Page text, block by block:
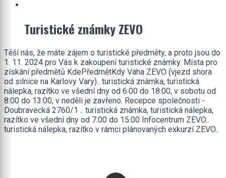
Turistické známky ZEVO
Těší nás, že máte zájem o turistické předměty, a proto jsou do
1. 11. 2024 pro Vás k zakoupení turistické známky. Místa pro
získání předmětů KdePředmětKdy Váha ZEVO (vjezd shora
od silnice na Karlovy Vary).. turistická známka, turistická
nálepka, razítko ve všední dny od 6:00 do 18:00, v sobotu od
8:00 do 13:00, v neděli je zavřeno. Recepce společnosti -
Doubravecká 2760/1 .. turistická známka, turistická nálepka,
razítko ve všední dny od 7:00 do 15:00 Infocentrum ZEVO..
turistická nálepka, razítko v rámci plánovaných exkurzí ZEVO..